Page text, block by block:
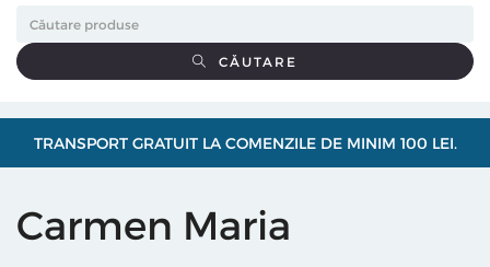
CĂUTARE
TRANSPORT GRATUIT LA COMENZILE DE MINIM 100 LEI.
Carmen Maria